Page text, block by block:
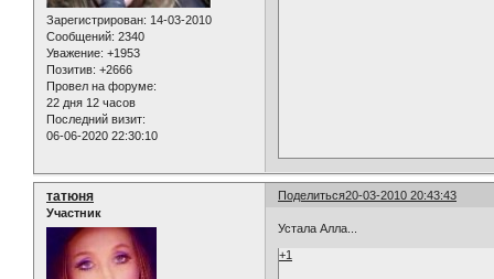
Зарегистрирован: 14-03-2010
Сообщений: 2340
Уважение: +1953
Позитив: +2666
Провел на форуме:
22 дня 12 часов
Последний визит:
06-06-2020 22:30:10
Поделиться20-03-2010 20:43:43
татюня
Участник
Устала Алла...
+1